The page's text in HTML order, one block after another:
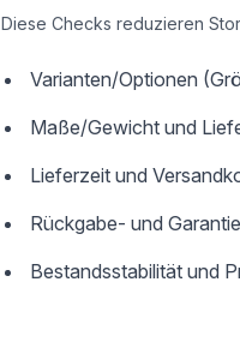
Diese Checks reduzieren
Varianten/Optionen
Maße/Gewicht und
Lieferzeit und
Rückgabe- und
Bestandsstabilität und